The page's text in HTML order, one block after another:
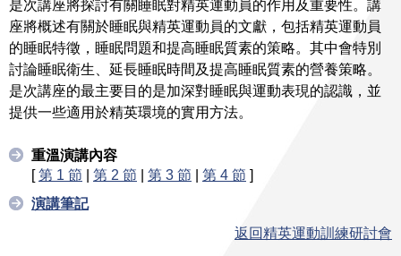
是次講座將探討有關睡眠對精英運動員的作用及重要性。講
座將概述有關於睡眠與精英運動員的文獻，包括精英運動員
的睡眠特徵，睡眠問題和提高睡眠質素的策略。其中會特別
討論睡眠衛生、延長睡眠時間及提高睡眠質素的營養策略。
是次講座的最主要目的是加深對睡眠與運動表現的認識，並
提供一些適用於精英環境的實用方法。
重溫演講內容
[第 1 節 | 第 2 節 | 第 3 節 | 第 4 節 ]
演講筆記
返回精英運動訓練研討會